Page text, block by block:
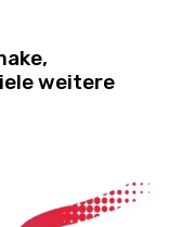
weitere